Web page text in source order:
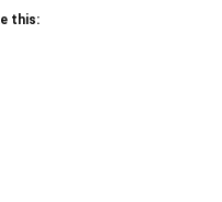
this: